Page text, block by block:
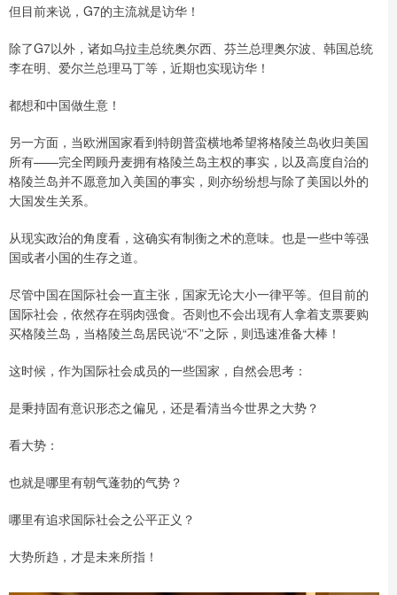
但目前来说，G7的主流就是访华！
除了G7以外，诸如乌拉圭总统奥尔西、芬兰总理奥尔波、韩国总统
李在明、爱尔兰总理马丁等，近期也实现访华！
都想和中国做生意！
另一方面，当欧洲国家看到特朗普蛮横地希望将格陵兰岛收归美国
所有——完全罔顾丹麦拥有格陵兰岛主权的事实，以及高度自治的
格陵兰岛并不愿意加入美国的事实，则亦纷纷想与除了美国以外的
大国发生关系。
从现实政治的角度看，这确实有制衡之术的意味。也是一些中等强
国或者小国的生存之道。
尽管中国在国际社会一直主张，国家无论大小一律平等。但目前的
国际社会，依然存在弱肉强食。否则也不会出现有人拿着支票要购
买格陵兰岛，当格陵兰岛居民说“不”之际，则迅速准备大棒！
这时候，作为国际社会成员的一些国家，自然会思考：
是秉持固有意识形态之偏见，还是看清当今世界之大势？
看大势：
也就是哪里有朝气蓬勃的气势？
哪里有追求国际社会之公平正义？
大势所趋，才是未来所指！